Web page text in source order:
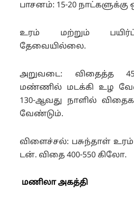
பாசனம்: 15-20 நாட்களுக்கு
உரம் மற்றும் பயிர்ப்
தேவையில்லை.
அறுவடை: விதைத்த
மண்ணில் மடக்கி உழ
130-ஆவது நாளில்
வேண்டும்.
விளைச்சல்: பசுந்தாள் உரம்
டன். விதை 400-550 கிலோ.
மணிலா அகத்தி